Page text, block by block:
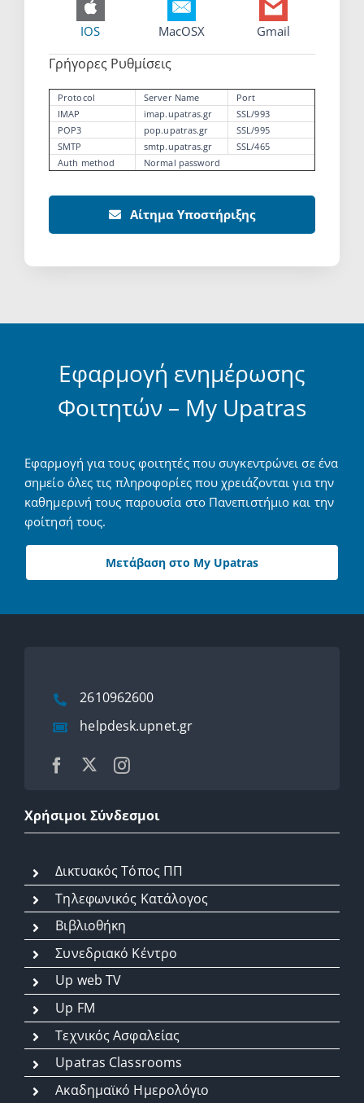
IOS MacOSX Gmail
Γρήγορες Ρυθμίσεις
Protocol Server Name
Port
IMAP
imap.upatras.gr
SSL/993
POP3
pop.upatras.gr
SSL/995
SMTP
smtp.upatras.gr
SSL/465
Auth method
Normal password
Αίτημα Υποστήριξης
Εφαρμογή ενημέρωσης
Φοιτητών – My Upatras
Εφαρμογή για τους φοιτητές που συγκεντρώνει σε ένα
σημείο όλες τις πληροφορίες που χρειάζονται για την
καθημερινή τους παρουσία στο Πανεπιστήμιο και την
φοίτησή τους.
Μετάβαση στο My Upatras
2610962600
helpdesk.upnet.gr
Χρήσιμοι Σύνδεσμοι
Δικτυακός Τόπος ΠΠ
Τηλεφωνικός Κατάλογος
Βιβλιοθήκη
Συνεδριακό Κέντρο
Up web TV
Up FM
Τεχνικός Ασφαλείας
Upatras Classrooms
Ακαδημαϊκό Ημερολόγιο